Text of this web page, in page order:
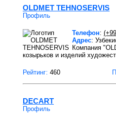
OLDMET TEHNOSERVIS
Профиль
Телефон:
Адрес:
Компания
козырьков и изделий
Рейтинг: 460
DECART
Профиль